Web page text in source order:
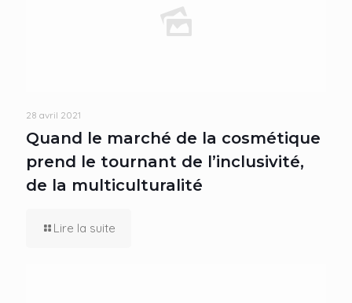
28 avril 2021
Quand le marché de la cosmétique
prend le tournant de l’inclusivité,
de la multiculturalité
Lire la suite